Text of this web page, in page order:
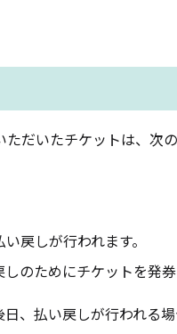
だいたチケットは、次
戻しが行われます。
のためにチケットを発
、払い戻しが行われる場